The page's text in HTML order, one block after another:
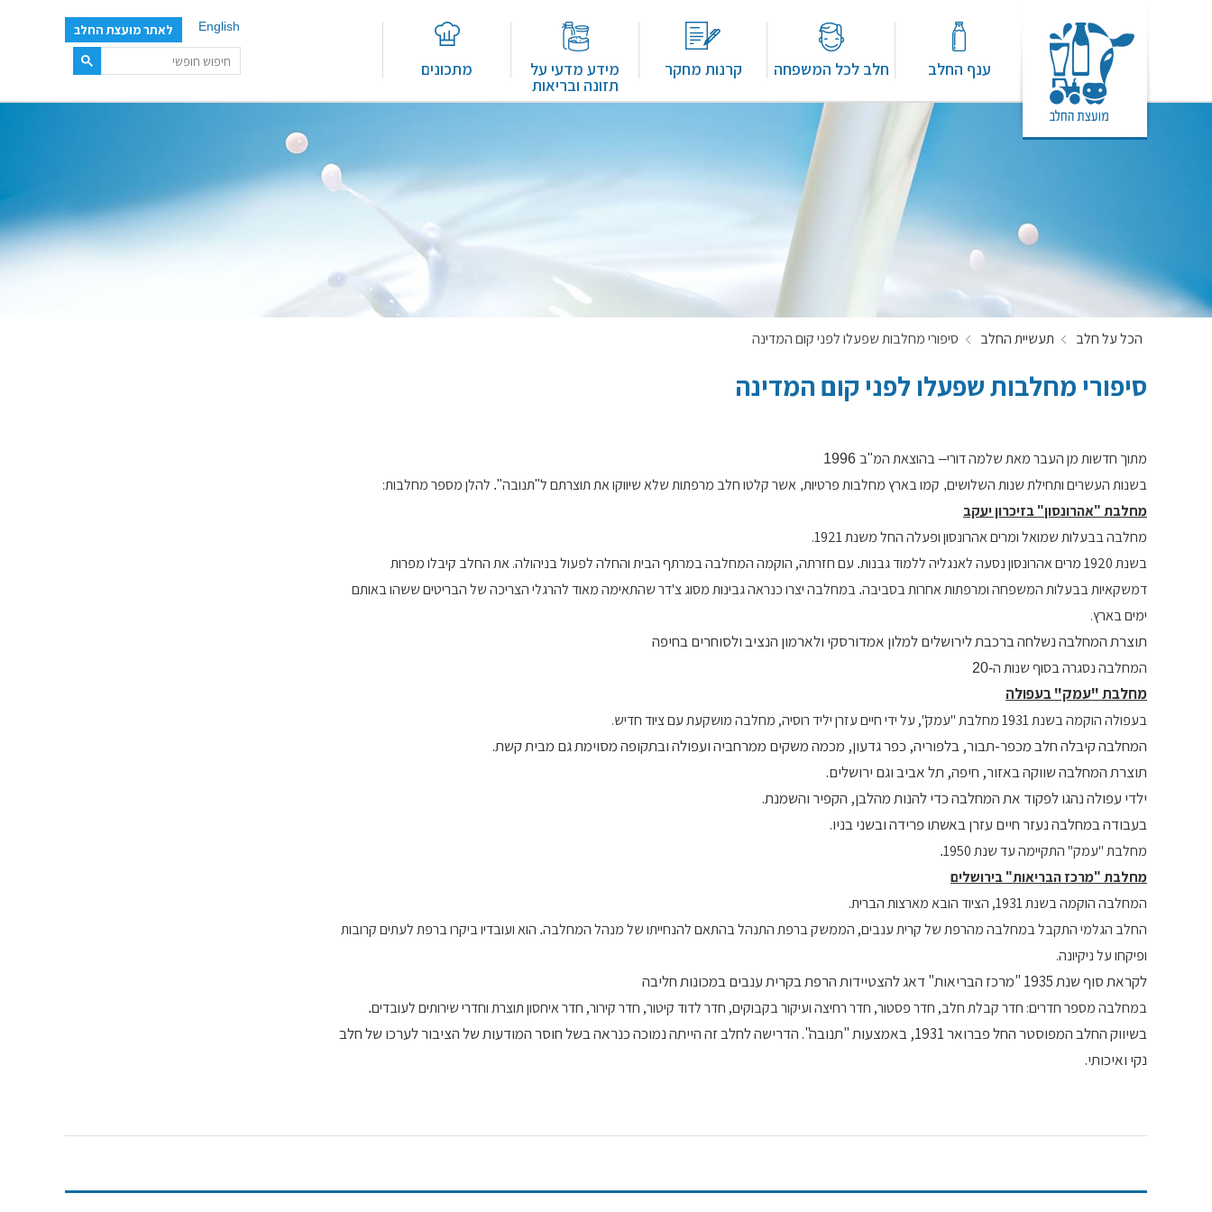
ענף החלב חלב לכל המשפחה קרנות מחקר מידע מדעי על
תזונה ובריאות
מתכונים
English לאתר מועצת החלב
הכל על חלב תעשיית החלב סיפורי מחלבות שפעלו לפני קום המדינה
סיפורי מחלבות שפעלו לפני קום המדינה
מתוך חדשותמןהעברמאתשלמהדורי– בהוצאתהמ"ב
בשנותהעשריםותחילתשנותהשלושים, קמובארץ מחלבותפרטיות, אשרקלטוחלב מרפתותשלאשיווקואתתוצרתםל"תנובה". להלן מספר מחלבות:
מחלבת "אהרונסון" בזיכרון יעקב
מחלבה בבעלות שמואל ומרים אהרונסון ופעלה החל משנת 1921.
בשנת 1920 מרים אהרונסון נסעה לאנגליה ללמוד גבנות
. עם חזרתה, הוקמה המחלבה במרתף הבית והחלה לפעול בניהולה. את החלב קיבלו מפרות
דמשקאיות בבעלות המשפחה ומרפתות אחרות בסביבה. במחלבה יצרו כנראה גבינות מסוג צ'דר שהתאימה מאוד להרגלי הצריכה של הבריטים ששהו באותם
ימים בארץ.
תוצרת המחלבה נשלחה ברכבת לירושלים למלון אמדורסקי ולארמון הנציב ולסוחרים בחיפה
המחלבה נסגרה בסוף שנות ה-20
מחלבת "עמק" בעפולה
בעפולה הוקמה בשנת 1931 מחלבת "עמק", על ידי חיים עזרן יליד רוסיה, מחלבה מושקעת עם ציוד חדיש.
המחלבה קיבלה חלב מכפר-תבור, בלפוריה, כפר גדעון, מכמה משקים ממרחביה ועפולה ובתקופה מסוימת גם מבית קשת.
תוצרת המחלבה שווקה באזור, חיפה, תל אביב וגם ירושלים.
ילדי עפולה נהגו לפקוד את המחלבה כדי להנות מהלבן, הקפיר והשמנת.
בעבודה במחלבה נעזר חיים עזרן באשתו פרידה ובשני בניו.
מחלבת "עמק" התקיימה עד שנת 1950 .
מחלבת "מרכז הבריאות" בירושלים
המחלבה הוקמה בשנת 1931, הציוד הובא מארצות הברית.
החלב הגלמי התקבל במחלבה מהרפת של קרית ענבים, הממשק ברפת התנהל בהתאם להנחייתו של מנהל המחלבה. הוא ועובדיו ביקרו ברפת לעתים קרובות
ופיקחו על ניקיונה.
לקראת סוף שנת 1935 "מרכז הבריאות" דאג להצטיידות הרפת בקרית ענבים במכונות חליבה
במחלבה מספר חדרים: חדר קבלת חלב, חדר פסטור, חדר רחיצה ועיקור בקבוקים, חדר לדוד קיטור, חדר קירור, חדר איחסון תוצרת וחדרי שירותים לעובדים.
בשיווק החלב המפוסטר החל פברואר 1931, באמצעות "תנובה". הדרישה לחלב זה הייתה נמוכה כנראה בשל חוסר המודעות של הציבור לערכו של חלב
נקי ואיכותי.